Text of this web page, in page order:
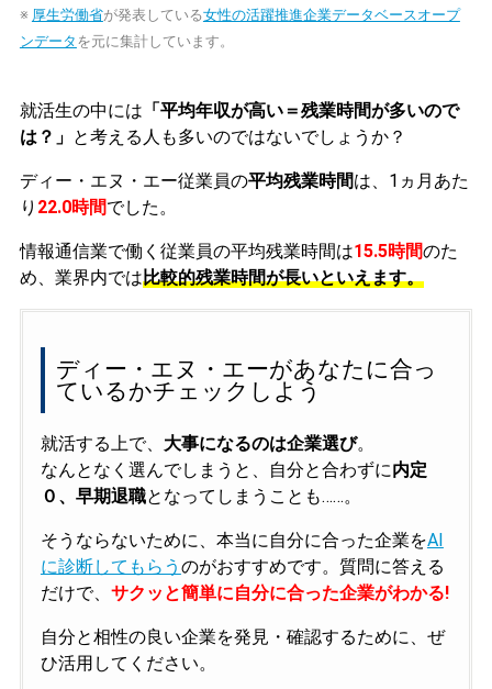
※ 厚生労働省が発表している女性の活躍推進企業データベースオープ
ンデータ を元に集計しています。
就活生の中には 「平均年収が高い＝残業時間が多いので
は？」 と考える人も多いのではないでしょうか？
ディー・エヌ・エー従業員の平均残業時間は、1ヵ月あた
り 22.0時間でした。
情報通信業で働く従業員の平均残業時間は15.5時間のた
め、業界内では比較的残業時間が長いといえます。
ディー・エヌ・エーがあなたに合っ
ているかチェックしよう
就活する上で、 大事になるのは企業選び。
なんとなく選んでしまうと、自分と合わずに内定
０、早期退職となってしまうことも……。
そうならないために、本当に自分に合った企業をAI
に診断してもらう のがおすすめです。質問に答える
だけで、 サクッと簡単に自分に合った企業がわかる!
自分と相性の良い企業を発見・確認するために、ぜ
ひ活用してください。